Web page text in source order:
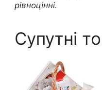
рівноцінні.
Супутні